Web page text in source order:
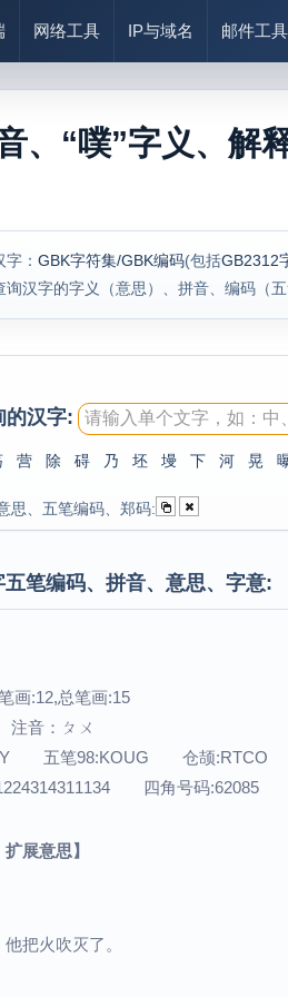
网络工具 IP与域名 邮件工具
、“噗”字义、解
： GBK字符集/GBK编码(包括GB2312
询汉字的字义（意思）、拼音、编码（
的汉字:
营 除 碍 乃 坯 墁 下 河 晃
思、五笔编码、郑码:
五笔编码、拼音、意思、字意:
画:12,总笔画:15
音：ㄆㄨ
五笔98:KOUG 仓颉:RTCO
四角号码:62085
扩展意思】
把火吹灭了。